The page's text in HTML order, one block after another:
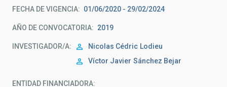
FECHA DE VIGENCIA 01/06/2020 - 29/02/2024
AÑO DE CONVOCATORIA 2019
INVESTIGADOR/A Nicolas Cédric Lodieu
Víctor Javier Sánchez Bejar
ENTIDAD FINANCIADORA